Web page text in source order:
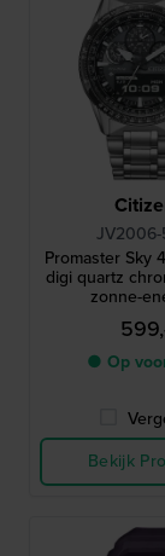
JV2006-
Promaster Sky
digi quartz
zonne-
● Op
Bekijk